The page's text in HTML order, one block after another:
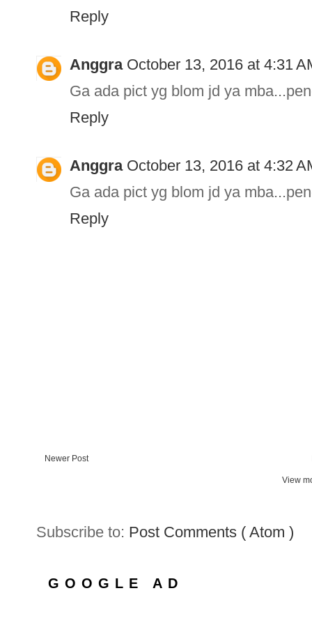
Reply
Anggra October 13, 2016 at 4:31
Ga ada pict yg blom jd ya
Reply
Anggra October 13, 2016 at 4:32
Ga ada pict yg blom jd ya
Reply
Newer Post
View
Subscribe to: Post Comments ( Atom )
GOOGLE AD